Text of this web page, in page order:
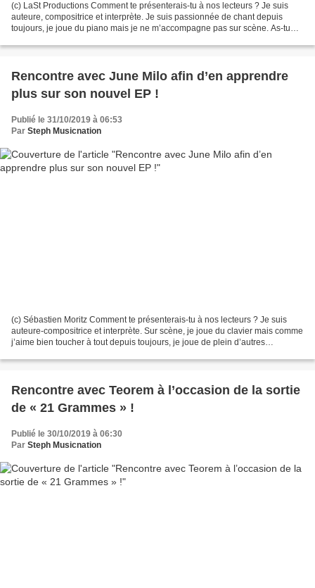
(c) LaSt Productions Comment te présenterais-tu à nos lecteurs ? Je suis
auteure, compositrice et interprète. Je suis passionnée de chant depuis
toujours, je joue du piano mais je ne m’accompagne pas sur scène. As-tu
Rencontre avec June Milo afin d’en apprendre
plus sur son nouvel EP !
Publié le 31/10/2019 à 06:53
Par Steph Musicnation
(c) Sébastien Moritz Comment te présenterais-tu à nos lecteurs ? Je suis
auteure-compositrice et interprète. Sur scène, je joue du clavier mais comme
j’aime bien toucher à tout depuis toujours, je joue de plein d’autres
Rencontre avec Teorem à l’occasion de la sortie
de « 21 Grammes » !
Publié le 30/10/2019 à 06:30
Par Steph Musicnation